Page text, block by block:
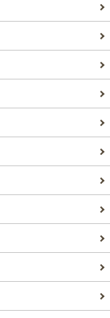
上海子育て事情
）
アンバサダー
告制作、イベ
ァッション、プ
自由"なライフス
へ。"グローバ